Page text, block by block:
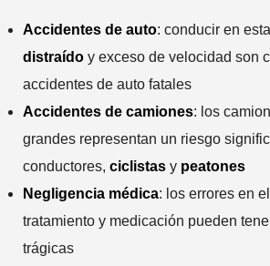
Accidentes de auto: conducir en
distraídoy exceso de velocidad son
accidentes de auto fatales
Accidentes de camiones: los
grandes representan un riesgo
conductores, ciclistasy peatones
Negligencia médica: los errores en
tratamiento y medicación pueden
trágicas